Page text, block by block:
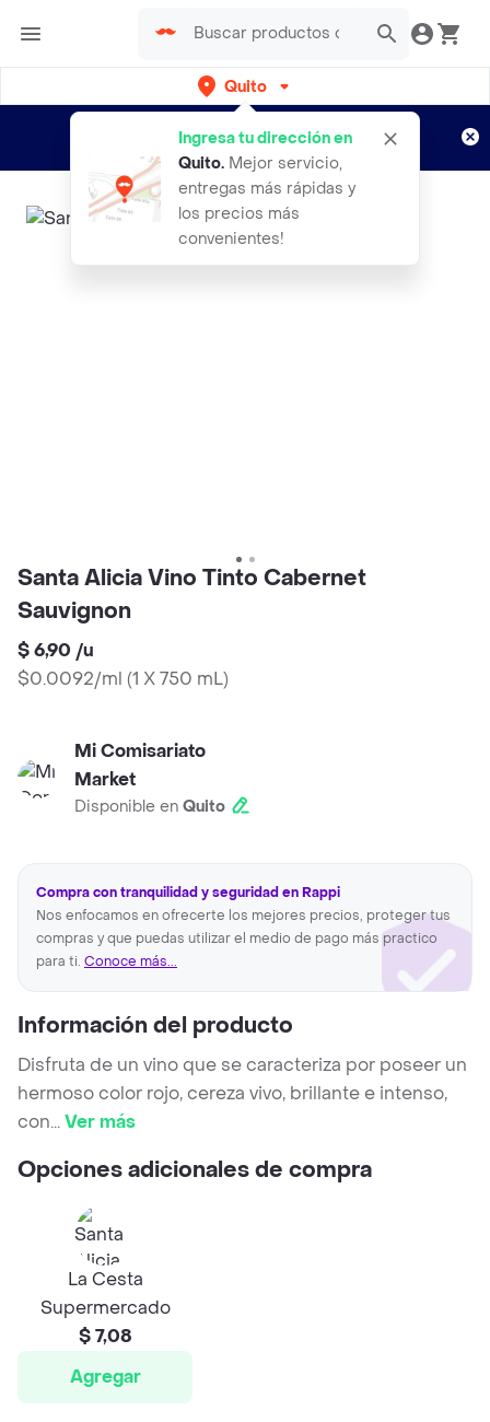
Quito
Ingresa tu dirección en
Quito. Mejor servicio,
entregas más rápidas y
los precios más
convenientes!
envíos gratis por semanas
Aplican TyC
Santa Alicia Vino Tinto Cabernet
Sauvignon
$ 6,90 /u
$0.0092/ml (1 X 750 mL)
Mi Comisariato
Market
Disponible en Quito
Compra con tranquilidad y seguridad en Rappi
Nos enfocamos en ofrecerte los mejores precios, proteger tus
compras y que puedas utilizar el medio de pago más practico
para ti. Conoce más...
Información del producto
Disfruta de un vino que se caracteriza por poseer un
hermoso color rojo, cereza vivo, brillante e intenso,
con...Ver más
Opciones adicionales de compra
La Cesta
Supermercado
$ 7,08
Agregar